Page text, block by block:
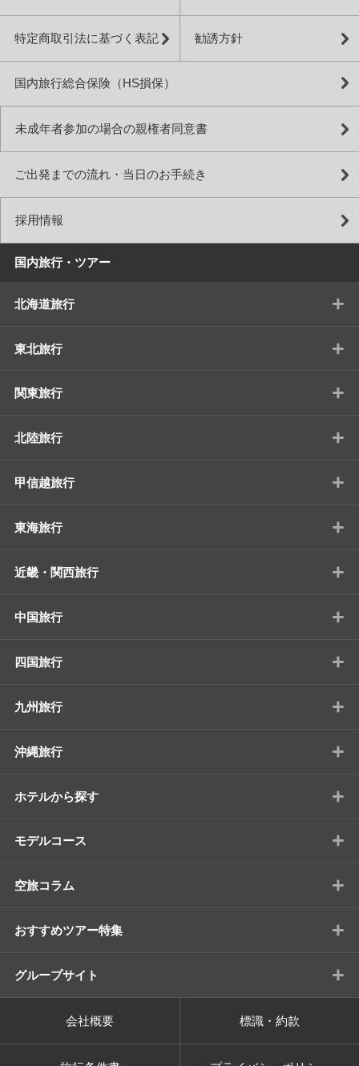
特定商取引法に基づく表記 勧誘方針
国内旅行総合保険（HS損保）
未成年者参加の場合の親権者同意書
ご出発までの流れ・当日のお手続き
採用情報
国内旅行・ツアー
北海道旅行 +
東北旅行 +
関東旅行 +
北陸旅行 +
甲信越旅行 +
東海旅行 +
近畿・関西旅行 +
中国旅行 +
四国旅行 +
九州旅行 +
沖縄旅行 +
ホテルから探す +
モデルコース +
空旅コラム +
おすすめツアー特集 +
グループサイト +
会社概要 標識・約款